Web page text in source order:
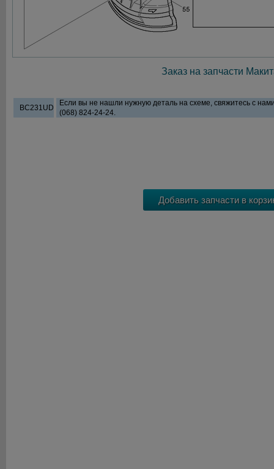
Заказ на запчасти
BC231UD
Если вы не нашли нужную деталь на схеме, свяжитесь с
(068) 824-24-24.